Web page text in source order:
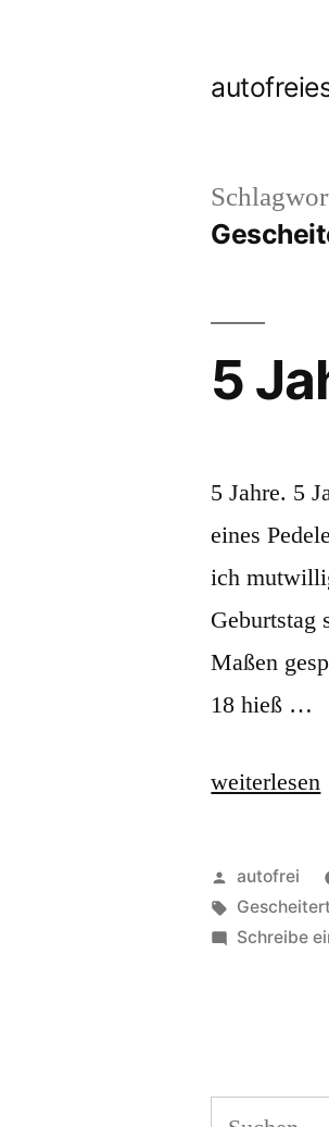
5
5 Jahre. 5
eines
ich
Geburtstag
Maßen
18 hieß …
„5
weiterlesen
von
autofrei
Schreibe
Suchen